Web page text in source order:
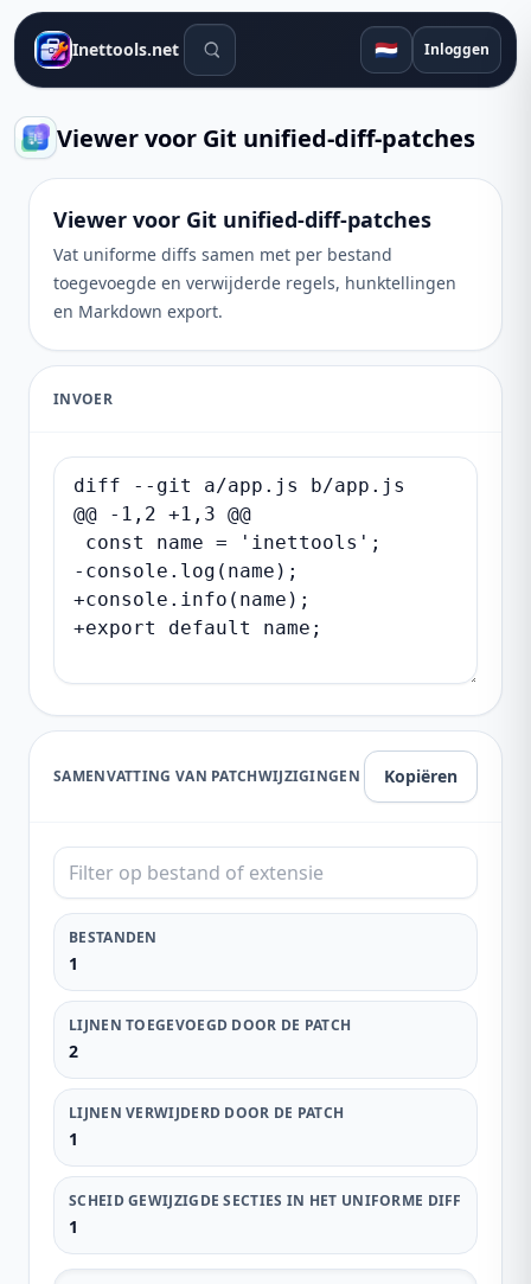
Inettools.net Zoekhulpmiddelen 🇳🇱 Inloggen
Viewer voor Git unified-diff-patches
Viewer voor Git unified-diff-patches
Vat uniforme diffs samen met per bestand
toegevoegde en verwijderde regels, hunktellingen
en Markdown export.
INVOER
SAMENVATTING VAN PATCHWIJZIGINGEN Kopiëren
BESTANDEN
1
LIJNEN TOEGEVOEGD DOOR DE PATCH
2
LIJNEN VERWIJDERD DOOR DE PATCH
1
SCHEID GEWIJZIGDE SECTIES IN HET UNIFORME DIFF
1